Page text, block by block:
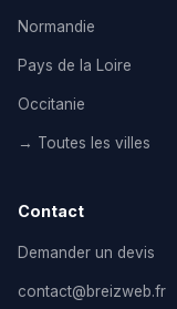
Normandie
Pays de la Loire
Occitanie
→ Toutes les villes
Contact
Demander un devis
contact@breizweb.fr